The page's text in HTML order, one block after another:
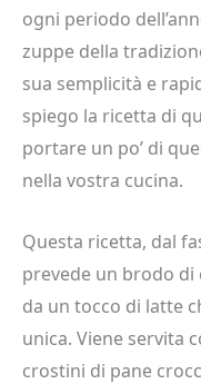
ogni periodo
zuppe della
sua semplicità e
spiego la ricetta di
portare un po’ di
nella vostra cucina.
Questa ricetta, dal
prevede un brodo
da un tocco di latte
unica. Viene servita
crostini di pane